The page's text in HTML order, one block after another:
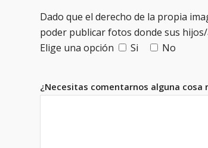
Dado que el derecho de la propia
poder publicar fotos donde sus
Elige una opción
Si No
¿Necesitas comentarnos alguna cosa